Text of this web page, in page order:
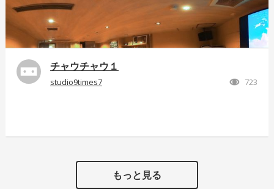
チャウチャウ１
studio9times7 723
もっと見る